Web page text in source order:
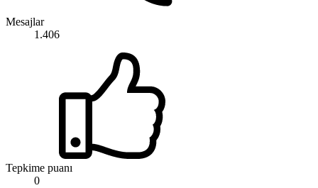
Mesajlar
1.406
Tepkime puanı
0